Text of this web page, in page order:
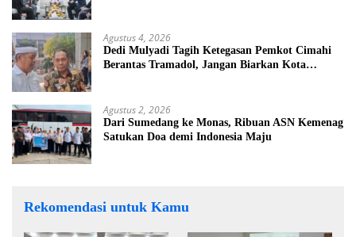
Agustus 4, 2026
Dedi Mulyadi Tagih Ketegasan Pemkot Cimahi
Berantas Tramadol, Jangan Biarkan Kota
Agustus 2, 2026
Dari Sumedang ke Monas, Ribuan ASN Kemenag
Satukan Doa demi Indonesia Maju
Rekomendasi untuk Kamu